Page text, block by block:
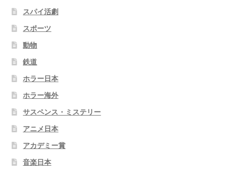
スパイ活劇
スポーツ
動物
鉄道
ホラー日本
ホラー海外
サスペンス・ミステリー
アニメ日本
アカデミー賞
音楽日本